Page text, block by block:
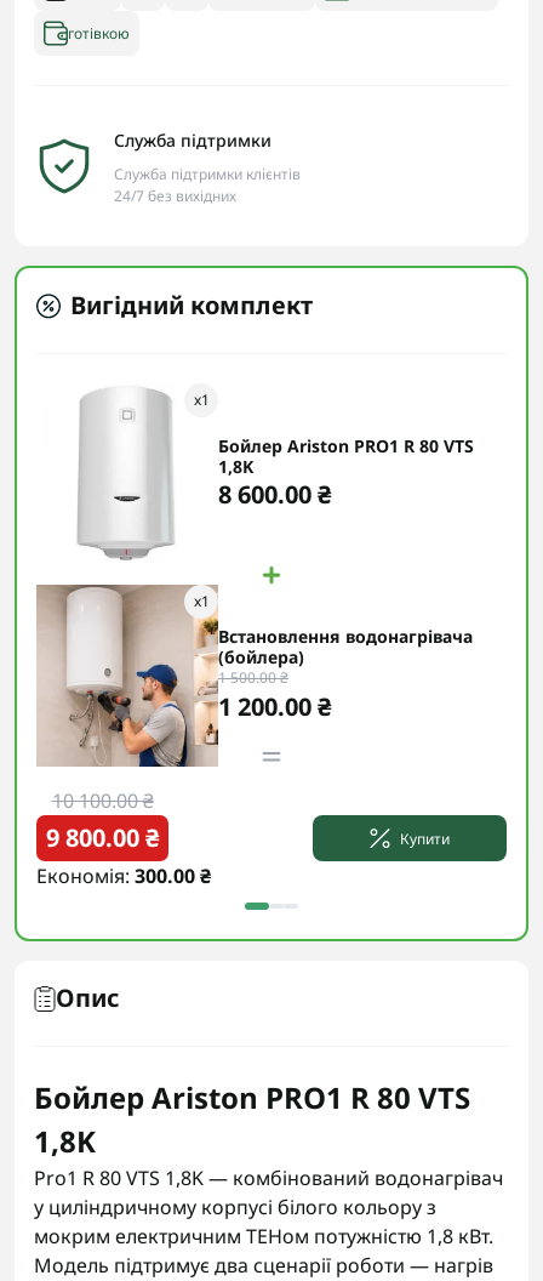
готівкою
Служба підтримки
Служба підтримки клієнтів
24/7 без вихідних
Вигідний комплект
x1
Бойлер Ariston PRO1 R 80 VTS
1,8K
8 600.00 ₴
x1
Встановлення водонагрівача
(бойлера)
1 500.00 ₴
1 200.00 ₴
10 100.00 ₴
9 800.00 ₴
Економія: 300.00 ₴
Купити
Опис
Бойлер Ariston PRO1 R 80 VTS
1,8K
Pro1 R 80 VTS 1,8K — комбінований водонагрівач
у циліндричному корпусі білого кольору з
мокрим електричним ТЕНом потужністю 1,8 кВт.
Модель підтримує два сценарії роботи — нагрів